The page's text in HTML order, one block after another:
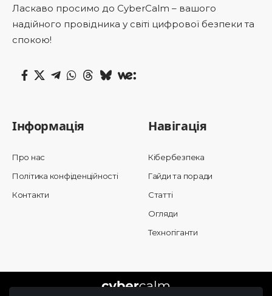
Ласкаво просимо до CyberCalm – вашого
надійного провідника у світі цифрової безпеки та
спокою!
Інформація
Про нас
Політика конфіденційності
Контакти
Навігація
Кібербезпека
Гайди та поради
Статті
Огляди
Техногіганти